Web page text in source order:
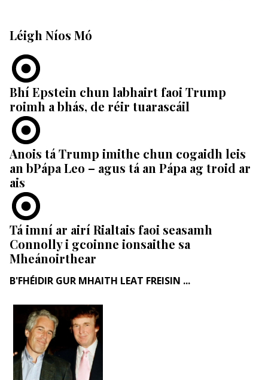
Léigh Níos Mó
Bhí Epstein chun labhairt faoi Trump
roimh a bhás, de réir tuarascáil
Anois tá Trump imithe chun cogaidh leis
an bPápa Leo – agus tá an Pápa ag troid ar
ais
Tá imní ar airí Rialtais faoi seasamh
Connolly i gcoinne ionsaithe sa
Mheánoirthear
B'FHÉIDIR GUR MHAITH LEAT FREISIN ...